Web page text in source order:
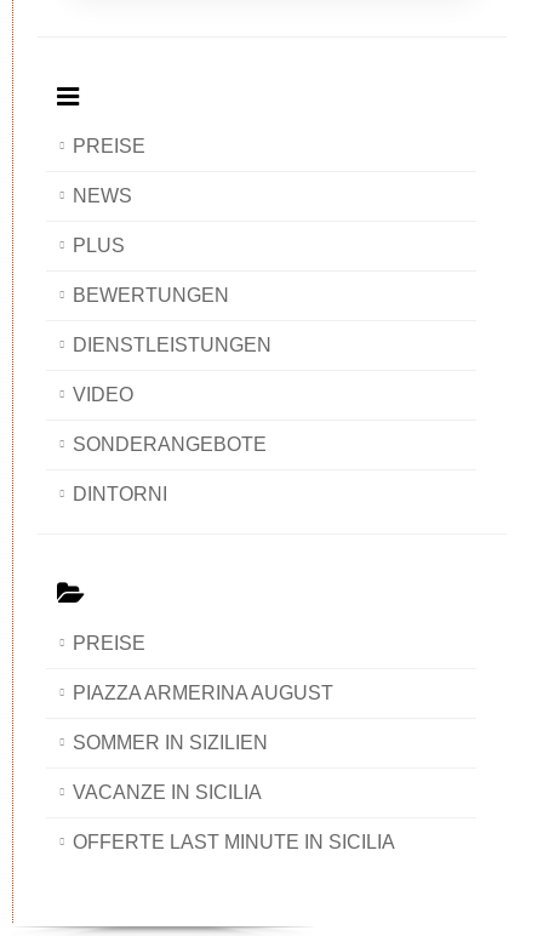
PREISE
NEWS
PLUS
BEWERTUNGEN
DIENSTLEISTUNGEN
VIDEO
SONDERANGEBOTE
DINTORNI
PREISE
PIAZZA ARMERINA AUGUST
SOMMER IN SIZILIEN
VACANZE IN SICILIA
OFFERTE LAST MINUTE IN SICILIA